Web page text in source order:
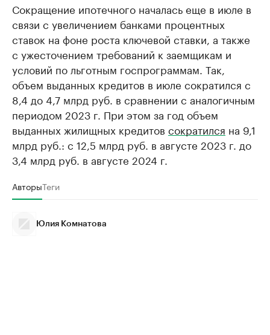
Сокращение ипотечного началась еще в июле в
связи с увеличением банками процентных
ставок на фоне роста ключевой ставки, а также
с ужесточением требований к заемщикам и
условий по льготным госпрограммам. Так,
объем выданных кредитов в июле сократился с
8,4 до 4,7 млрд руб. в сравнении с аналогичным
периодом 2023 г. При этом за год объем
выданных жилищных кредитов сократился на 9,1
млрд руб.: с 12,5 млрд руб. в августе 2023 г. до
3,4 млрд руб. в августе 2024 г.
АвторыТеги
Юлия Комнатова